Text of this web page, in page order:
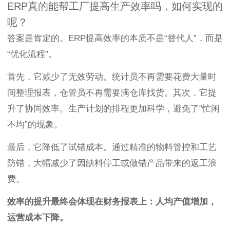
ERP真的能帮工厂提高生产效率吗，如何实现的
呢？
答案是肯定的。ERP提高效率的本质不是“替代人”，而是
“优化流程”。
首先，它减少了无效劳动。统计员不再需要花费大量时
间整理报表，仓管员不再需要满仓库找货。其次，它提
升了协同效率。生产计划的排程更加科学，避免了“忙闲
不均”的现象。
最后，它降低了试错成本。通过精准的物料管控和工艺
防错，大幅减少了因缺料停工或做错产品带来的返工浪
费。
效率的提升最终会体现在财务报表上：人均产值增加，
运营成本下降。